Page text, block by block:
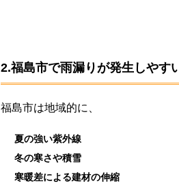
2.福島市で雨漏りが発生しやす
福島市は地域的に、
夏の強い紫外線
冬の寒さや積雪
寒暖差による建材の伸縮